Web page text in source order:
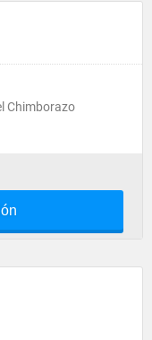
Chimborazo